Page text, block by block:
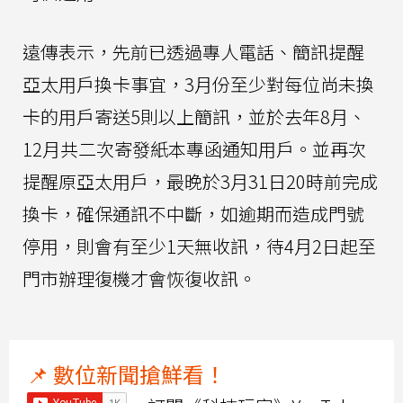
遠傳表示，先前已透過專人電話、簡訊提醒
亞太用戶換卡事宜，3月份至少對每位尚未換
卡的用戶寄送5則以上簡訊，並於去年8月、
12月共二次寄發紙本專函通知用戶。並再次
提醒原亞太用戶，最晚於3月31日20時前完成
換卡，確保通訊不中斷，如逾期而造成門號
停用，則會有至少1天無收訊，待4月2日起至
門市辦理復機才會恢復收訊。
📌 數位新聞搶鮮看！